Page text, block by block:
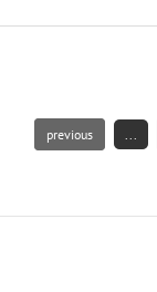
previous ...